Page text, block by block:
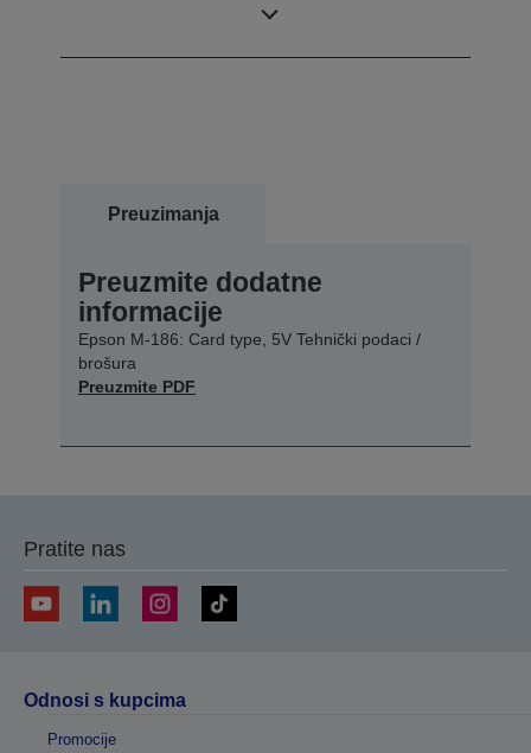
Preuzimanja
Preuzmite dodatne
informacije
Epson M-186: Card type, 5V Tehnički podaci /
brošura
Preuzmite PDF
Pratite nas
Odnosi s kupcima
Promocije